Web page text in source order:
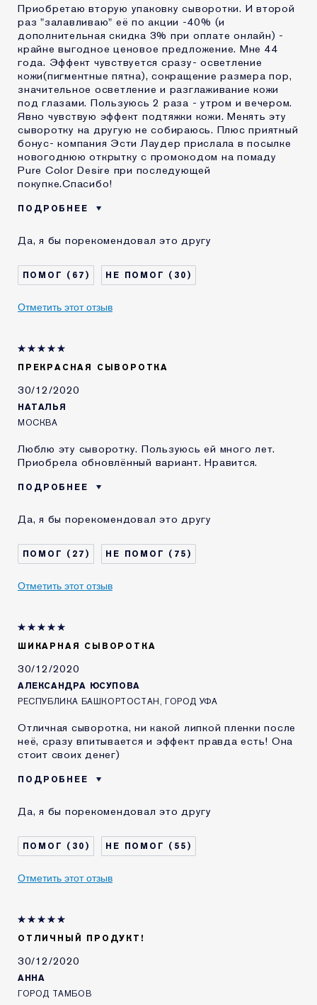
Приобретаю вторую упаковку сыворотки. И второй
раз "залавливаю" её по акции -40% (и
дополнительная скидка 3% при оплате онлайн) -
крайне выгодное ценовое предложение. Мне 44
года. Эффект чувствуется сразу- осветление
кожи(пигментные пятна), сокращение размера пор,
значительное осветление и разглаживание кожи
под глазами. Пользуюсь 2 раза - утром и вечером.
Явно чувствую эффект подтяжки кожи. Менять эту
сыворотку на другую не собираюсь. Плюс приятный
бонус- компания Эсти Лаудер прислала в посылке
новогоднюю открытку с промокодом на помаду
Pure Color Desire при последующей
покупке.Спасибо!
ПОДРОБНЕЕ
Тип кожи
Нормальная / комбинированная
Проблема кожи
Выравнивание тона
КАК ДАВНО ВЫ
КОМЕТИКОЙ ESTEE
10-20 лет
миниатюру этого
продукта
E-List
Да, я бы порекомендовал это другу
67 30
Отметить этот отзыв
ПРЕКРАСНАЯ СЫВОРОТКА
30/12/2020
НАТАЛЬЯ
МОСКВА
Люблю эту сыворотку. Пользуюсь ей много лет.
Приобрела обновлённый вариант. Нравится.
ПОДРОБНЕЕ
Тип кожи
Проблема кожи
Выравнивание тона
КАК ДАВНО ВЫ
КОМЕТИКОЙ ESTEE
5-10 лет
миниатюру этого
продукта
E-List
Да, я бы порекомендовал это другу
27 75
Отметить этот отзыв
ШИКАРНАЯ СЫВОРОТКА
30/12/2020
АЛЕКСАНДРА ЮСУПОВА
РЕСПУБЛИКА БАШКОРТОСТАН, ГОРОД УФА
Отличная сыворотка, ни какой липкой пленки после
неё, сразу впитывается и эффект правда есть! Она
стоит своих денег)
ПОДРОБНЕЕ
Тип кожи
Проблема кожи
Выравнивание тона
КАК ДАВНО ВЫ
КОМЕТИКОЙ ESTEE
2-5 лет
миниатюру этого
продукта
Да, я бы порекомендовал это другу
30 55
Отметить этот отзыв
ОТЛИЧНЫЙ ПРОДУКТ!
30/12/2020
АННА
ГОРОД ТАМБОВ